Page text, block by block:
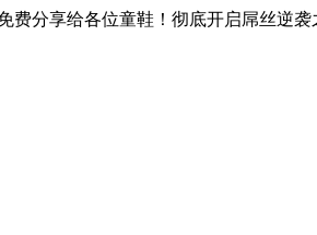
费分享给各位童鞋！彻底开启屌丝逆袭